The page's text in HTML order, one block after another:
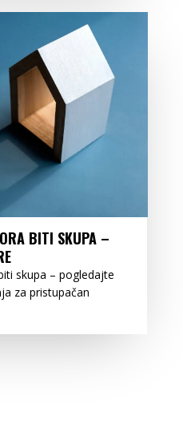
BITI SKUPA –
skupa – pogledajte
za pristupačan